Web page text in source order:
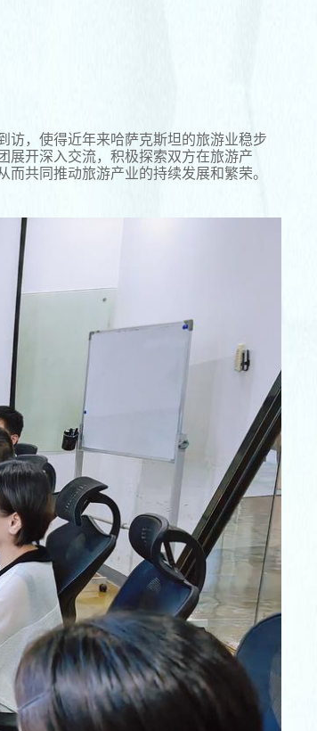
访，使得近年来哈萨克斯坦的旅游业稳步
展开深入交流，积极探索双方在旅游产
共同推动旅游产业的持续发展和繁荣。